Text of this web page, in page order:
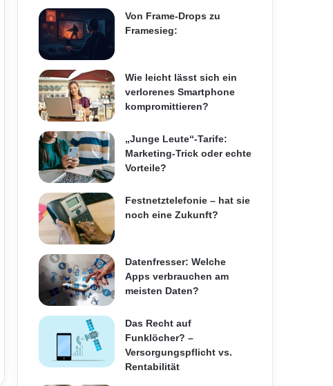
Von Frame-Drops zu
Framesieg:
Wie leicht lässt sich ein
verlorenes Smartphone
kompromittieren?
„Junge Leute“-Tarife:
Marketing-Trick oder echte
Vorteile?
Festnetztelefonie – hat sie
noch eine Zukunft?
Datenfresser: Welche
Apps verbrauchen am
meisten Daten?
Das Recht auf
Funklöcher? –
Versorgungspflicht vs.
Rentabilität